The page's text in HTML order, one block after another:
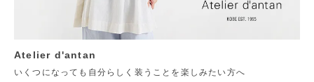
Atelier d'antan
いくつになっても自分らしく装うことを楽しみたい方へ